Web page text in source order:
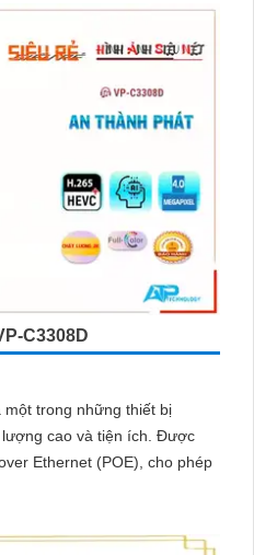
C3308D
một trong những thiết bị
cao và tiện ích. Được
Ethernet (POE), cho phép